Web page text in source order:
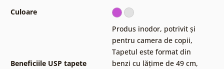
Culoare
Beneficiile USP tapete
Produs inodor, potrivit și
pentru camera de copii,
Tapetul este format din
benzi cu lățime de 49 cm,